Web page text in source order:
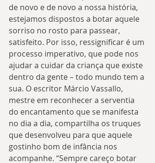
de novo e de novo a nossa história,
estejamos dispostos a botar aquele
sorriso no rosto para passear,
satisfeito. Por isso, ressignificar é um
processo imperativo, que pode nos
ajudar a cuidar da criança que existe
dentro da gente – todo mundo tem a
sua. O escritor Márcio Vassallo,
mestre em reconhecer a serventia
do encantamento que se manifesta
no dia a dia, compartilha os truques
que desenvolveu para que aquele
gostinho bom de infância nos
acompanhe. “Sempre careço botar